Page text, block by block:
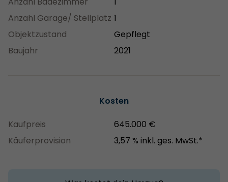
Anzahl Garage/ Stellplatz 1
Objektzustand
Gepflegt
Baujahr
2021
Kosten
Kaufpreis
645.000 €
Käuferprovision
3,57 % inkl. ges. MwSt.*